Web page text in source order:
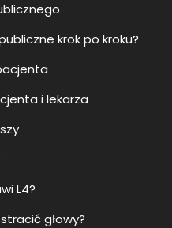
krok po kroku?
i lekarza
L4?
głowy?